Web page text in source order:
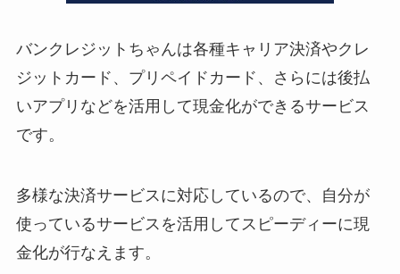
バンクレジットちゃんは各種キャリア決済やクレ
ジットカード、プリペイドカード、さらには後払
いアプリなどを活用して現金化ができるサービス
です。
多様な決済サービスに対応しているので、自分が
使っているサービスを活用してスピーディーに現
金化が行なえます。